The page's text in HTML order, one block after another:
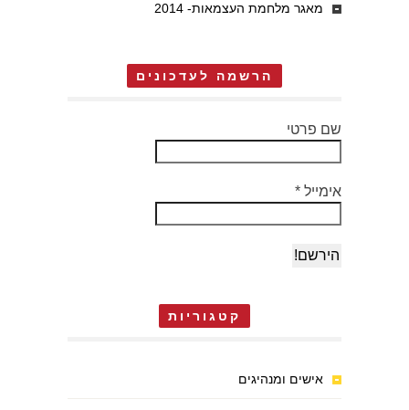
מאגר מלחמת העצמאות- 2014
הרשמה לעדכונים
שם פרטי
אימייל *
קטגוריות
אישים ומנהיגים